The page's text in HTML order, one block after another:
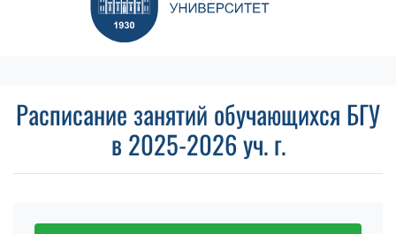
Расписание занятий обучающихся БГУ
в 2025-2026 уч. г.